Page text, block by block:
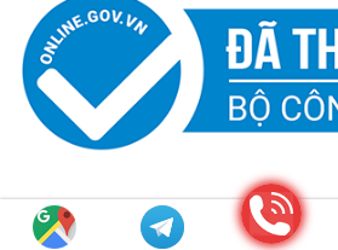
Copyright © 2020 MỰC IN MẠNH TÀI.
Gọi điện